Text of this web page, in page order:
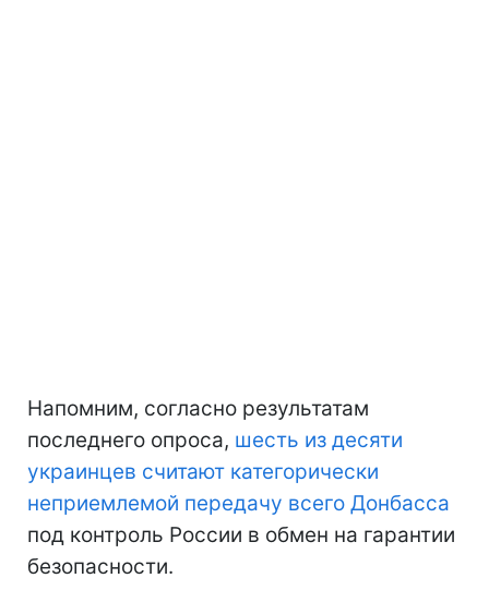
Напомним, согласно результатам
последнего опроса, шесть из десяти
украинцев считают категорически
неприемлемой передачу всего Донбасса
под контроль России в обмен на гарантии
безопасности.